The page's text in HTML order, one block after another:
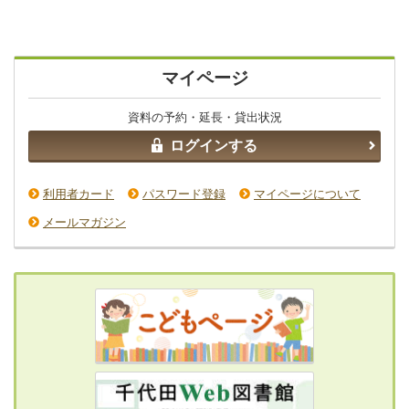
マイページ
資料の予約・延長・貸出状況
ログインする
利用者カード パスワード登録
マイページについて
メールマガジン